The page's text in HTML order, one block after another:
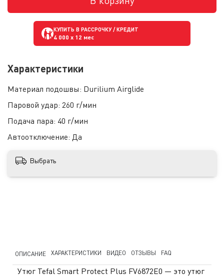
КУПИТЬ В РАССРОЧКУ / КРЕДИТ
4 000 x 12 мес
Характеристики
Материал подошвы: Durilium Airglide
Паровой удар: 260 г/мин
Подача пара: 40 г/мин
Автоотключение: Да
Выбрать
ОПИСАНИЕ ХАРАКТЕРИСТИКИ ВИДЕО ОТЗЫВЫ FAQ
Утюг Tefal Smart Protect Plus FV6872E0 — это утюг